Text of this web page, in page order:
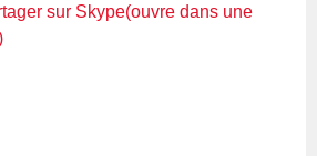
sur Skype(ouvre dans une